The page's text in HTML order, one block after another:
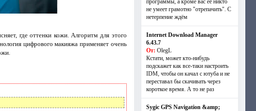
где оттенки кожи. Алгоритм для этого
цифрового макияжа применяет очень
программы, а кроме вас её никто
не умеет грамотно "отрепачить". С
нетерпение ждём
Internet Download Manager
6.43.7
От: OlegL
Кстати, может кто-нибудь
подскажет как все-таки настроить
IDM, чтобы он качал с ютуба и не
переставал бы скачивать через
короткое время. А то не раз
Sygic GPS Navigation &amp;